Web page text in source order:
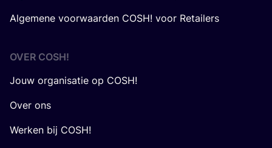
Algemene voorwaarden COSH! voor Retailers
OVER COSH!
Jouw organisatie op COSH!
Over ons
Werken bij COSH!